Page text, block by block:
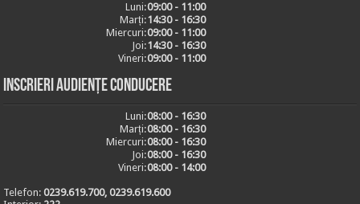
Luni:09:00 - 11:00
Marți:14:30 - 16:30
Miercuri:09:00 - 11:00
Joi:14:30 - 16:30
Vineri:09:00 - 11:00
Inscrieri audiențe conducere
Luni:08:00 - 16:30
Marți:08:00 - 16:30
Miercuri:08:00 - 16:30
Joi:08:00 - 16:30
Vineri:08:00 - 14:00
Telefon:0239.619.700, 0239.619.600